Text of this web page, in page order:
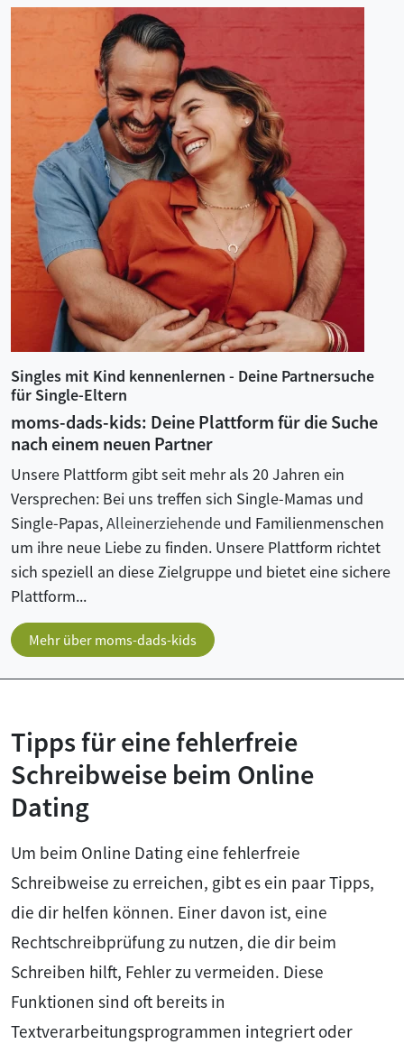
Singles mit Kind kennenlernen - Deine Partnersuche
für Single-Eltern
moms-dads-kids: Deine Plattform für die Suche
nach einem neuen Partner
Unsere Plattform gibt seit mehr als 20 Jahren ein
Versprechen: Bei uns treffen sich Single-Mamas und
Single-Papas,Alleinerziehende und Familienmenschen
um ihre neue Liebe zu finden. Unsere Plattform richtet
sich speziell an diese Zielgruppe und bietet eine sichere
Plattform...
Mehr über moms-dads-kids
Tipps für eine fehlerfreie
Schreibweise beim Online
Dating
Um beim Online Dating eine fehlerfreie
Schreibweise zu erreichen, gibt es ein paar Tipps,
die dir helfen können. Einer davon ist, eine
Rechtschreibprüfung zu nutzen, die dir beim
Schreiben hilft, Fehler zu vermeiden. Diese
Funktionen sind oft bereits in
Textverarbeitungsprogrammen integriert oder